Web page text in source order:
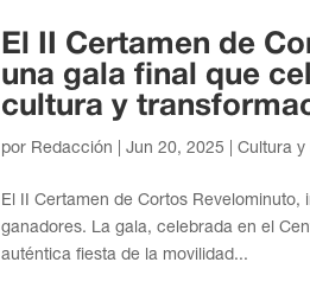
El II Certamen de
una gala final que
cultura y
por Redacción |Jun 20, 2025 |Cultura
El II Certamen de Cortos
ganadores. La gala, celebrada en el
auténtica fiesta de la movilidad...